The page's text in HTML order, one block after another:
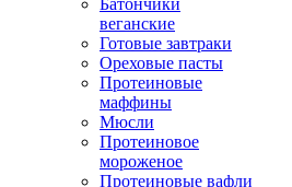
Батончики
веганские
Готовые завтраки
Ореховые пасты
Протеиновые
маффины
Мюсли
Протеиновое
мороженое
Протеиновые вафли